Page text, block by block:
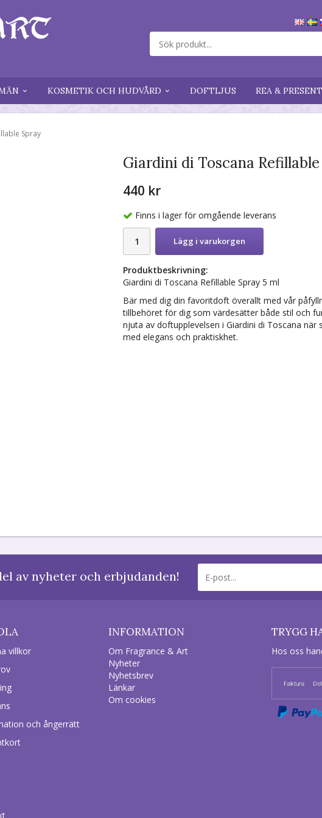
KOSMETIK OCH HUDVÅRD DOFTLJUS REA &
Spray
Giardini di Toscana
440 kr
Finns i lager för omgående leverans
Lägg i varukorgen
Produktbeskrivning:
Giardini di Toscana Refillable Spray 5 ml
Bär med dig din favoritdoft överallt med vår
tillbehöret för dig som värdesätter både stil och
njuta av doftupplevelsen i Giardini di Toscana
med elegans och praktiskhet.
av nyheter och erbjudanden!
villkor
och ångerrätt
INFORMATION
Om Fragrance & Art
Nyheter
Nyhetsbrev
Länkar
Om cookies
TRYGG
Hos oss